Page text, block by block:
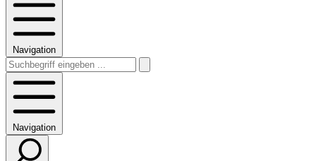
Navigation
Navigation